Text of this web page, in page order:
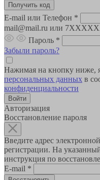
E-mail или Телефон *
mail@mail.ru или
Пароль *
Забыли пароль?
Нажимая на кнопку ниже,
персональных данных в
конфиденциальности
Авторизация
Восстановление пароля
Введите адрес
регистрации. На
инструкция по
E-mail *